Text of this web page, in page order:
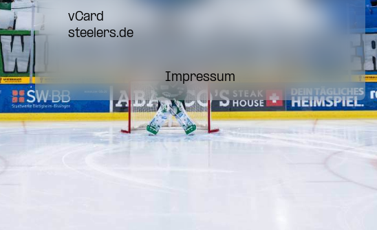
vCard
steelers.de
Impressum